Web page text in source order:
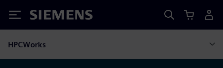
Siemens
HPCWorks